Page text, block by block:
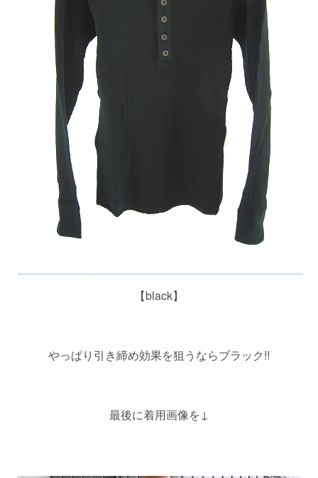
【black】
やっぱり引き締め効果を狙うならブラック!!
最後に着用画像を↓